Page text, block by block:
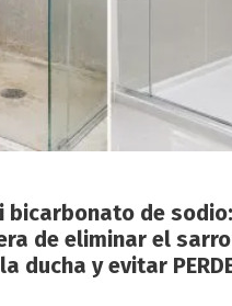
bicarbonato de
de eliminar el
ducha y evitar